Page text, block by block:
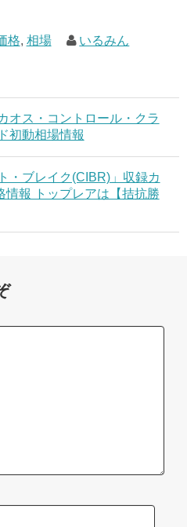
格, 相場 いるみん
オス・コントロール・クラ
初動相場情報
・ブレイク(CIBR)」収録カ
情報 トップレアは【拮抗勝